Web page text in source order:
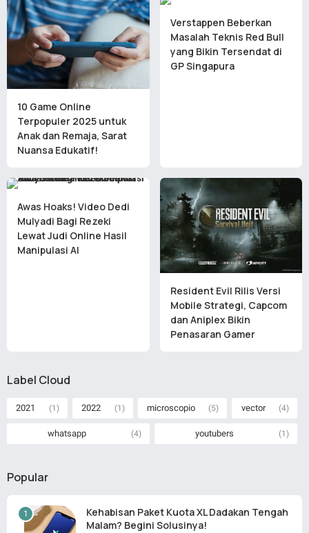
10 Game Online
Terpopuler 2025 untuk
Anak dan Remaja, Sarat
Nuansa Edukatif!
Verstappen Beberkan
Masalah Teknis Red Bull
yang Bikin Tersendat di
GP Singapura
Awas Hoaks! Video Dedi
Mulyadi Bagi Rezeki
Lewat Judi Online Hasil
Manipulasi AI
Resident Evil Rilis Versi
Mobile Strategi, Capcom
dan Aniplex Bikin
Penasaran Gamer
Label Cloud
2021 (1) 2022 (1) microscopio (5) vector (4)
whatsapp (4) youtubers (1)
Popular
Kehabisan Paket Kuota XL Dadakan Tengah
Malam? Begini Solusinya!